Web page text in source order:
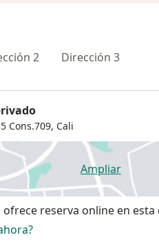
2 Dirección 3
Cons.709, Cali
Ampliarse abre en
ofrece reserva online en